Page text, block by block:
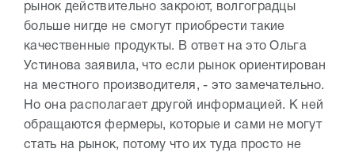
рынок действительно закроют, волгоградцы
больше нигде не смогут приобрести такие
качественные продукты. В ответ на это Ольга
Устинова заявила, что если рынок ориентирован
на местного производителя, - это замечательно.
Но она располагает другой информацией. К ней
обращаются фермеры, которые и сами не могут
стать на рынок, потому что их туда просто не